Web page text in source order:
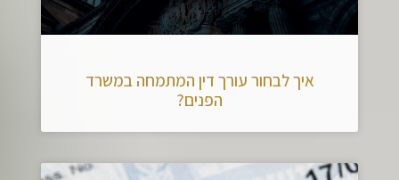
איך לבחור עורך דין המתמחה במשרד
הפנים?